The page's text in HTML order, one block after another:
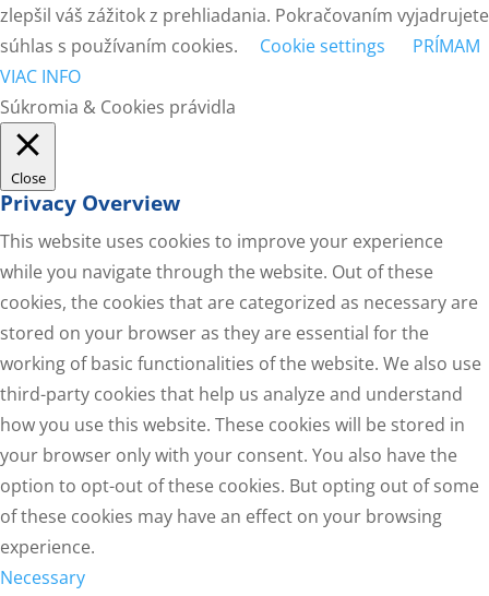
zlepšil váš zážitok z prehliadania. Pokračovaním vyjadrujete
súhlas s používaním cookies.
Cookie settings
PRÍMAM
VIAC INFO
Súkromia & Cookies právidla
Close
Privacy Overview
This website uses cookies to improve your experience
while you navigate through the website. Out of these
cookies, the cookies that are categorized as necessary are
stored on your browser as they are essential for the
working of basic functionalities of the website. We also use
third-party cookies that help us analyze and understand
how you use this website. These cookies will be stored in
your browser only with your consent. You also have the
option to opt-out of these cookies. But opting out of some
of these cookies may have an effect on your browsing
experience.
Necessary